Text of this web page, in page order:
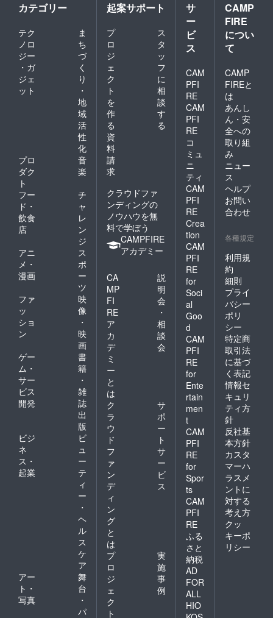
カテゴリー
テク
ノロ
ジー
・ガ
ジェ
ット
ま
ち
づ
く
り
・
地
域
活
性
化
プロ
ダク
ト
音
楽
フー
ド・
飲食
店
チ
ャ
レ
ン
ジ
アニ
メ・
漫画
ス
ポ
ー
ツ
ファ
ッ
ショ
ン
映
像
・
映
画
ゲー
ム・
サー
ビス
開発
書
籍
・
雑
誌
出
版
ビジ
ネ
ス・
起業
ビ
ュ
ー
テ
ィ
ー
・
ヘ
ル
ス
ケ
ア
アー
ト・
写真
舞
台
・
パ
起案サポート
プ
ロ
ジ
ェ
ク
ト
を
作
る
ス
タ
ッ
フ
に
相
談
す
る
資
料
請
求
クラウドファ
ンディングの
ノウハウを無
料で学ぼう
CAMPFIRE
アカデミー
CA
MP
FI
RE
ア
カ
デ
ミ
ー
と
は
説
明
会
・
相
談
会
ク
ラ
ウ
ド
フ
ァ
ン
デ
ィ
ン
グ
と
は
サ
ポ
ー
ト
サ
ー
ビ
ス
プ
ロ
ジ
ェ
ク
ト
実
施
事
例
サ
ー
ビ
ス
CAM
PFI
RE
CAM
PFI
RE
コ
ミュ
ニ
ティ
CAM
PFI
RE
Crea
tion
CAM
PFI
RE
for
Soci
al
Goo
d
CAM
PFI
RE
for
Ente
rtain
men
t
CAM
PFI
RE
for
Spor
ts
CAM
PFI
RE
ふる
さと
納税
AD
FOR
ALL
HIO
CAMP
FIRE
につい
て
CAMP
FIREと
は
あんし
ん・安
全への
取り組
み
ニュー
ス
ヘルプ
お問い
合わせ
各種規定
利用規
約
細則
プライ
バシー
ポリ
シー
特定商
取引法
に基づ
く表記
情報セ
キュリ
ティ方
針
反社基
本方針
カスタ
マーハ
ラスメ
ントに
対する
考え方
クッ
キーポ
リシー